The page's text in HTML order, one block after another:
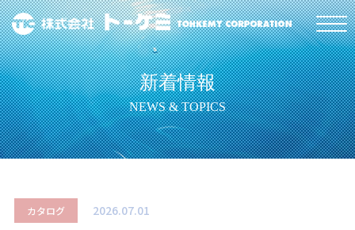
新着情報
NEWS & TOPICS
カタログ 2026.07.01